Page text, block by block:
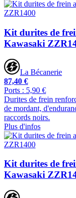
Kit durites de
Kawasaki
La Bécanerie
87,40 €
Ports : 5,90 €
Durites de frein
de mordant,
raccords noirs.
Plus d'infos
Kit durites de
Kawasaki